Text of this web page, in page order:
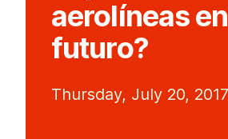
aerolíneas
futuro?
Thursday, July 20, 2017